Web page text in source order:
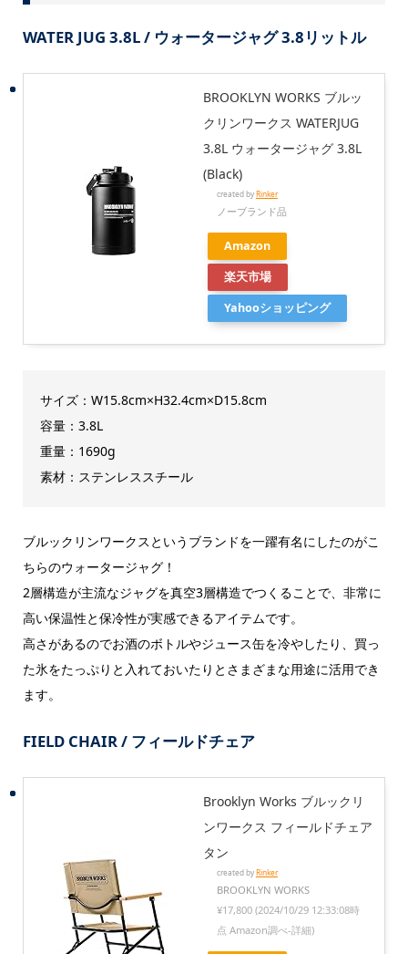
WATER JUG 3.8L / ウォータージャグ 3.8リットル
BROOKLYN WORKS ブルッ
クリンワークス WATERJUG
3.8L ウォータージャグ 3.8L
(Black)
created byRinker
ノーブランド品
Amazon
楽天市場
Yahooショッピング
サイズ：W15.8cm×H32.4cm×D15.8cm
容量：3.8L
重量：1690g
素材：ステンレススチール
ブルックリンワークスというブランドを一躍有名にしたのがこ
ちらのウォータージャグ！
2層構造が主流なジャグを真空3層構造でつくることで、非常に
高い保温性と保冷性が実感できるアイテムです。
高さがあるのでお酒のボトルやジュース缶を冷やしたり、買っ
た氷をたっぷりと入れておいたりとさまざまな用途に活用でき
ます。
FIELD CHAIR / フィールドチェア
Brooklyn Works ブルックリ
ンワークス フィールドチェア
タン
created byRinker
BROOKLYN WORKS
¥17,800 (2024/10/29 12:33:08時
点 Amazon調べ-詳細)